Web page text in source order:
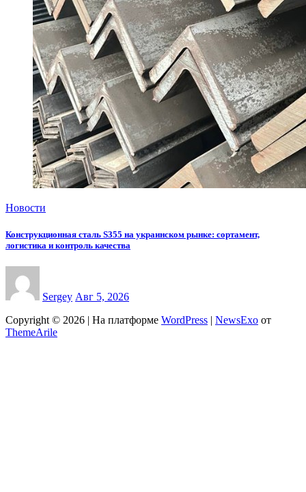
Новости
Конструкционная сталь S355 на украинском рынке: сортамент,
логистика и контроль качества
Sergey Авг 5, 2026
Copyright © 2026 | На платформе WordPress NewsExo от
ThemeArile